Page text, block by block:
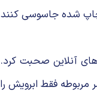
شده جاسوسی كنند
آنلاین صحبت
فقط ابرویش را